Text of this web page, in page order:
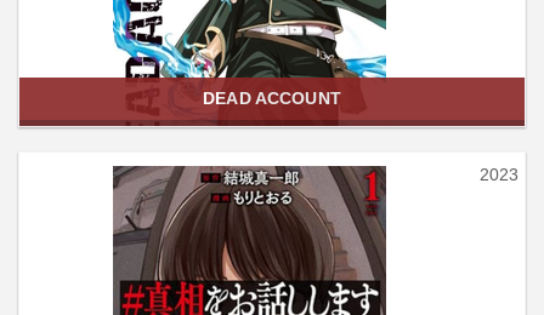
DEAD ACCOUNT
2023